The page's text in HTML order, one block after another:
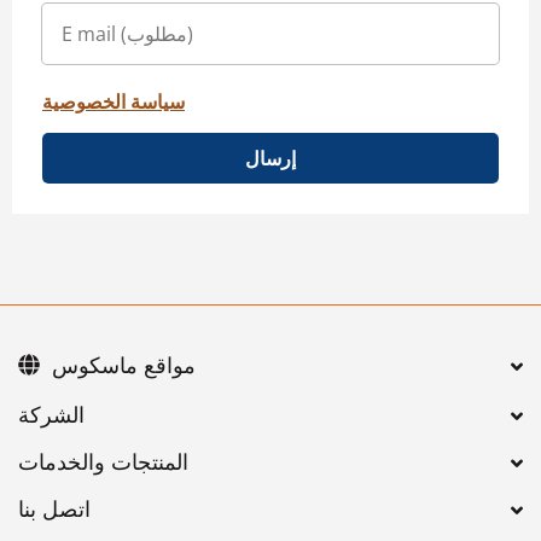
سياسة الخصوصية
إرسال
اتصل بنا
مواقع ماسكوس